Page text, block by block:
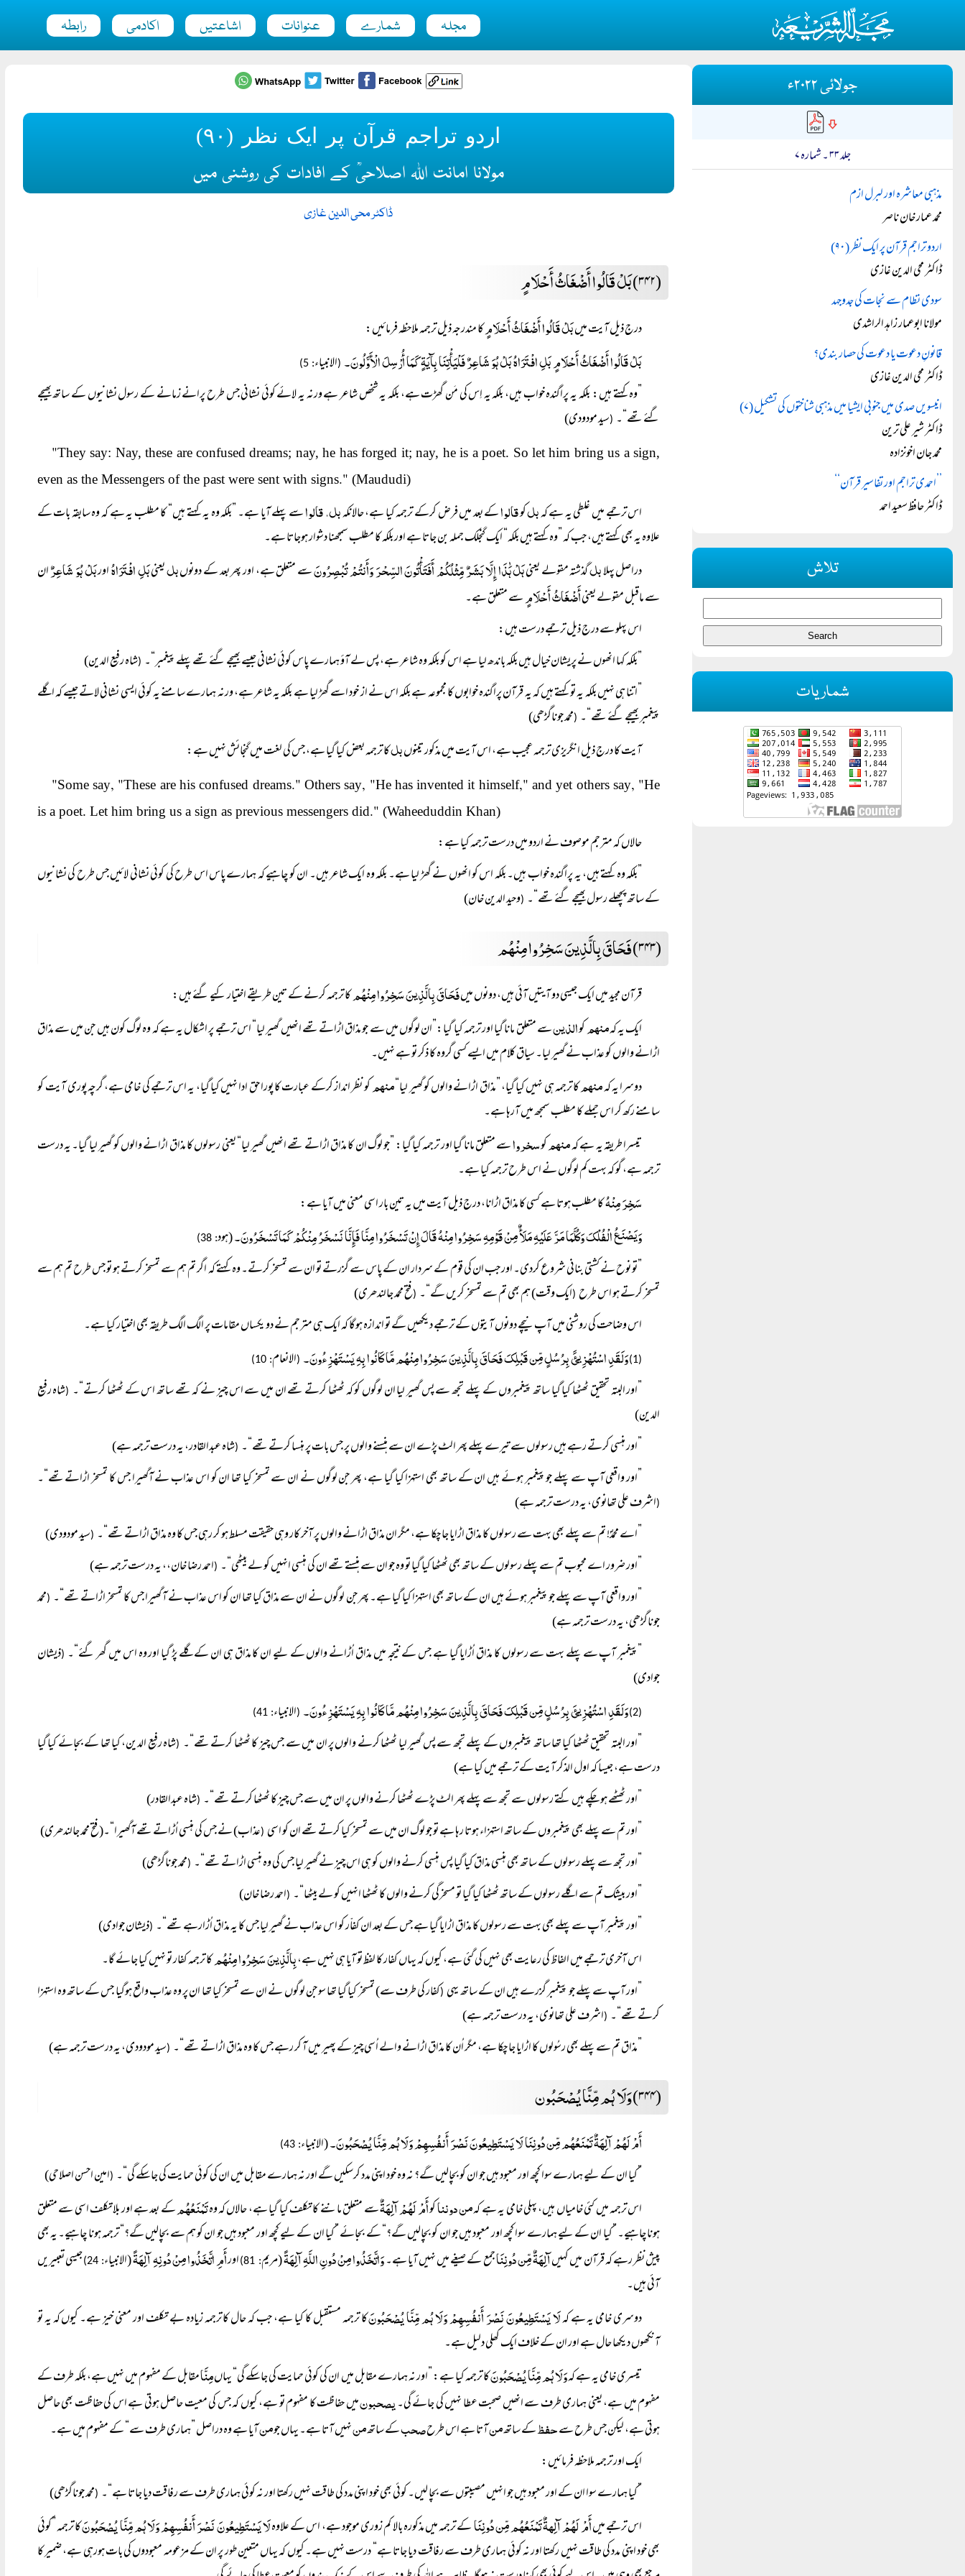
مجلہ شمارے عنوانات اشاعتیں اکادمی رابطہ
اردو تراجم قرآن پر ایک نظر (۹۰)
مولانا امانت اللہ اصلاحیؒ کے افادات کی روشنی میں
ڈاکٹر محی الدین غازی
(۳۴۲) بَلْ قَالُوا أَضْغَاثُ أَحْلَامٍ
درج ذیل آیت میںبَلْ قَالُوا أَضْغَاثُ أَحْلَامٍکا مندرجہ ذیل ترجمہ ملاحظہ فرمائیں:
بَلْ قَالُوا أَضْغَاثُ أَحْلَامٍ بَلِ افْتَرَاہُ بَلْ ہُوَ شَاعِرٌ فَلْیَأْتِنَا بِآیَۃٍ کَمَا أُرْسِلَ الْأَوَّلُونَ۔ (الانبیاء: 5)
”وہ کہتے ہیں: بلکہ یہ پراگندہ خواب ہیں، بلکہ یہ اِس کی مَن گھڑت ہے، بلکہ یہ شخص شاعر ہے ورنہ یہ لائے کوئی نشانی جس طرح پرانے زمانے کے رسول نشانیوں کے ساتھ بھیجے
گئے تھے“۔ (سید مودودی)
"They say: Nay, these are confused dreams; nay, he has forged it; nay, he is a poet. So let him bring us a sign,
even as the Messengers of the past were sent with signs." (Maududi)
اس ترجمے میں غلطی یہ ہے کہبلکوقالواکے بعد میں فرض کرکے ترجمہ کیا ہے، حالانکہبل، قالواسے پہلے آیا ہے۔ ”بلکہ وہ یہ کہتے ہیں“ کا مطلب یہ ہے کہ وہ سابقہ بات کے
علاوہ یہ بھی کہتے ہیں، جب کہ ”وہ کہتے ہیں بلکہ“ ایک گنجلک جملہ بن جاتا ہے اور بلکہ کا مطلب سمجھنا دشوار ہوجاتا ہے۔
دراصل پہلابلگذشتہ مقولے یعنیہَلْ ہَٰذَا إِلَّا بَشَرٌ مِّثْلُکُمْ أَفَتَأْتُونَ السِّحْرَ وَأَنتُمْ تُبْصِرُونَسے متعلق ہے، اور پھر بعد کے دونوںبلیعنیبَلِ افْتَرَاہُاوربَلْ ہُوَ شَاعِرٌان
سے ماقبل مقولے یعنیأَضْغَاثُ أَحْلَامٍسے متعلق ہے۔
اس پہلو سے درج ذیل ترجمے درست ہیں:
”بلکہ کہا انھوں نے پریشان خیال ہیں بلکہ باندھ لیا ہے اس کو بلکہ وہ شاعر ہے، پس لے آؤ ہمارے پاس کوئی نشانی جیسے بھیجے گئے تھے پہلے پیغمبر“۔ (شاہ رفیع الدین)
”اتنا ہی نہیں بلکہ یہ تو کہتے ہیں کہ یہ قرآن پراگندہ خوابوں کا مجموعہ ہے بلکہ اس نے از خود اسے گھڑ لیا ہے بلکہ یہ شاعر ہے، ورنہ ہمارے سامنے یہ کوئی ایسی نشانی لاتے جیسے کہ اگلے
پیغمبر بھیجے گئے تھے“۔ (محمد جوناگڑھی)
آیت کا درج ذیل انگریزی ترجمہ عجیب ہے، اس آیت میں مذکور تینوںبلکا ترجمہ بعض کیا گیا ہے، جس کی لغت میں گنجائش نہیں ہے:
"Some say, "These are his confused dreams." Others say, "He has invented it himself," and yet others say, "He
is a poet. Let him bring us a sign as previous messengers did." (Waheeduddin Khan)
حالاں کہ مترجم موصوف نے اردو میں درست ترجمہ کیا ہے:
”بلکہ وہ کہتے ہیں، یہ پراگندہ خواب ہیں۔ بلکہ اس کو انھوں نے گھڑ لیا ہے۔ بلکہ وہ ایک شاعر ہیں۔ ان کو چاہیے کہ ہمارے پاس اس طرح کی کوئی نشانی لائیں جس طرح کی نشانیوں
کے ساتھ پچھلے رسول بھیجے گئے تھے“۔ (وحید الدین خان)
(۳۴۳) فَحَاقَ بِالَّذِینَ سَخِرُوا مِنْہُم
قرآن مجید میں ایک جیسی دو آیتیں آئی ہیں، دونوں میںفَحَاقَ بِالَّذِینَ سَخِرُوا مِنْہُمکا ترجمہ کرنے کے تین طریقے اختیار کیے گئے ہیں:
ایک یہ کہمنھمکوالذینسے متعلق مانا گیا اور ترجمہ کیا گیا:”ان لوگوں میں سے جو مذاق اڑاتے تھے انھیں گھیر لیا“ اس ترجمے پر اشکال یہ ہے کہ وہ لوگ کون ہیں جن میں سے مذاق
اڑانے والوں کو عذاب نے گھیر لیا۔ سیاق کلام میں ایسے کسی گروہ کا ذکر تو ہے نہیں۔
دوسرا یہ کہمنھمکا ترجمہ ہی نہیں کیا گیا، ”مذاق اڑانے والوں کو گھیر لیا“منھمکو نظر انداز کرکے عبارت کا پورا حق ادا نہیں کیا گیا، یہ اس ترجمے کی خامی ہے، گرچہ پوری آیت کو
سامنے رکھ کر اس جملے کا مطلب سمجھ میں آرہا ہے۔
تیسرا طریقہ یہ ہے کہمنھمکوسخرواسے متعلق مانا گیا اور ترجمہ کیا گیا: ”جو لوگ ان کا مذاق اڑاتے تھے انھیں گھیر لیا“ یعنی رسولوں کا مذاق اڑانے والوں کو گھیر لیا گیا۔ یہ درست
ترجمہ ہے، گو کہ بہت کم لوگوں نے اس طرح ترجمہ کیا ہے۔
سَخِرَ مِنْہُکا مطلب ہوتا ہے کسی کا مذاق اڑانا، درج ذیل آیت میں یہ تین بار اسی معنی میں آیا ہے:
وَیَصْنَعُ الْفُلْکَ وَکُلَّمَا مَرَّ عَلَیْہِ مَلَأٌ مِنْ قَوْمِہِ سَخِرُوا مِنْہُ قَالَ إِنْ تَسْخَرُوا مِنَّا فَإِنَّا نَسْخَرُ مِنْکُمْ کَمَا تَسْخَرُونَ۔(ہود: 38)
”تو نوح نے کشتی بنانی شروع کردی۔ اور جب ان کی قوم کے سردار ان کے پاس سے گزرتے تو ان سے تمسخر کرتے۔ وہ کہتے کہ اگر تم ہم سے تمسخر کرتے ہو تو جس طرح تم ہم سے
تمسخر کرتے ہو اس طرح (ایک وقت) ہم بھی تم سے تمسخر کریں گے“۔ (فتح محمد جالندھری)
اس وضاحت کی روشنی میں آپ نیچے دونوں آیتوں کے ترجمے دیکھیں گے تو اندازہ ہوگا کہ ایک ہی مترجم نے دو یکساں مقامات پر الگ الگ طریقہ بھی اختیار کیا ہے۔
(1) وَلَقَدِ اسْتُہْزِیئََ بِرُسُلٍ مِّن قَبْلِکَ فَحَاقَ بِالَّذِینَ سَخِرُوا مِنْہُم مَّا کَانُوا بِہِ یَسْتَہْزِءُونَ۔ (الانعام: 10)
”اور البتہ تحقیق ٹھٹھا کیا گیا ساتھ پیغمبروں کے پہلے تجھ سے پس گھیر لیا ان لوگوں کو کہ ٹھٹھا کرتے تھے ان میں سے اس چیز نے کہ تھے ساتھ اس کے ٹھٹھا کرتے“۔ (شاہ رفیع
الدین)
”اور ہنسی کرتے رہے ہیں رسولوں سے تیرے پہلے پھر الٹ پڑے ان سے ہنسنے والوں پر جس بات پر ہنسا کرتے تھے“۔ (شاہ عبدالقادر، یہ درست ترجمہ ہے)
”اور واقعی آپ سے پہلے جو پیغمبر ہوئے ہیں ان کے ساتھ بھی استہزا کیا گیا ہے، پھر جن لوگوں نے ان سے تمسخر کیا تھا ان کو اس عذاب نے آگھیرا جس کا تمسخر اڑاتے تھے“۔
(اشرف علی تھانوی، یہ درست ترجمہ ہے)
”اے محمدؐ! تم سے پہلے بھی بہت سے رسولوں کا مذاق اڑایا جا چکا ہے، مگر ان مذاق اڑانے والوں پر آخر کار وہی حقیقت مسلط ہو کر رہی جس کا وہ مذاق اڑاتے تھے“۔ (سید مودودی)
”اور ضرور اے محبوب تم سے پہلے رسولوں کے ساتھ بھی ٹھٹھا کیا گیا تو وہ جو ان سے ہنستے تھے ان کی ہنسی انہیں کو لے بیٹھی“۔ (احمد رضا خان،، یہ درست ترجمہ ہے)
”اور واقعی آپ سے پہلے جو پیغمبر ہوئے ہیں ان کے ساتھ بھی استہزا کیا گیا ہے۔ پھر جن لوگوں نے ان سے مذاق کیا تھا ان کو اس عذاب نے آ گھیرا جس کا تمسخر اڑاتے تھے“۔ (محمد
جوناگڑھی، یہ درست ترجمہ ہے)
”پیغمبر آپ سے پہلے بہت سے رسولوں کا مذاق اُڑایا گیا ہے جس کے نتیجہ میں مذاق اُڑانے والوں کے لیے ان کا مذاق ہی ان کے گلے پڑ گیا اور وہ اس میں گھر گئے“۔ (ذیشان
جوادی)
(2) وَلَقَدِ اسْتُہْزِیئَ بِرُسُلٍ مِّن قَبْلِکَ فَحَاقَ بِالَّذِینَ سَخِرُوا مِنْہُم مَّا کَانُوا بِہِ یَسْتَہْزِءُونَ۔ (الانبیاء: 41)
”اور البتہ تحقیق ٹھٹھا کیا تھا ساتھ پیغمبروں کے پہلے تجھ سے پس گھیر لیا ٹھٹھا کرنے والوں پر ان میں سے جس چیز کا ٹھٹھا کرتے تھے“۔ (شاہ رفیع الدین، کیا تھا کے بجائے کیا گیا
درست ہے، جیسا کہ اول الذکر آیت کے ترجمے میں کیا ہے)
”اور ٹھٹھے ہوچکے ہیں کِتے رسولوں سے تجھ سے پہلے پھر الٹ پڑے ٹھٹھا کرنے والوں پر ان میں سے جس چیز کا ٹھٹھا کرتے تھے“۔ (شاہ عبدالقادر)
”اور تم سے پہلے بھی پیغمبروں کے ساتھ استہزاء ہوتا رہا ہے تو جو لوگ ان میں سے تمسخر کیا کرتے تھے ان کو اسی (عذاب) نے جس کی ہنسی اُڑاتے تھے آگھیرا“۔(فتح محمد جالندھری)
”اور تجھ سے پہلے رسولوں کے ساتھ بھی ہنسی مذاق کیا گیا پس ہنسی کرنے والوں کو ہی اس چیز نے گھیر لیا جس کی وہ ہنسی اڑاتے تھے“۔ (محمد جوناگڑھی)
”اور بیشک تم سے اگلے رسولوں کے ساتھ ٹھٹھا کیا گیا تو مسخرگی کرنے والوں کا ٹھٹھا انہیں کو لے بیٹھا“۔ (احمد رضا خان)
”اور پیغمبر آپ سے پہلے بھی بہت سے رسولوں کا مذاق اڑایا گیا ہے جس کے بعد ان کفاّر کو اس عذاب نے گھیر لیا جس کا یہ مذاق اُڑارہے تھے“۔ (ذیشان جوادی)
اس آخری ترجمے میں الفاظ کی رعایت بھی نہیں کی گئی ہے، کیوں کہ یہاں کفار کا لفظ تو آیا ہی نہیں ہے،بِالَّذِینَ سَخِرُوا مِنْہُمکا ترجمہ کفار تو نہیں کیا جائے گا۔
”اور آپ سے پہلے جو پیغمبر گزرے ہیں ان کے ساتھ یہی (کفار کی طرف سے) تمسخر کیا گیا تھا سو جن لوگوں نے ان سے تمسخر کیا تھا ان پر وہ عذاب واقع ہوگیا جس کے ساتھ وہ استہزا
کرتے تھے“۔ (اشرف علی تھانوی، یہ درست ترجمہ ہے)
”مذاق تم سے پہلے بھی رسُولوں کا اڑایا جا چکا ہے، مگر اُن کا مذاق اڑانے والے اُسی چیز کے پھیر میں آ کر رہے جس کا وہ مذاق اڑاتے تھے“۔ (سید مودودی، یہ درست ترجمہ ہے)
(۳۴۴) وَلَا ہُم مِّنَّا یُصْحَبُون
أَمْ لَہُمْ آلِہَةٌ تَمْنَعُہُم مِّن دُونِنَا لَا یَسْتَطِیعُونَ نَصْرَ أَنفُسِہِمْ وَلَا ہُم مِّنَّا یُصْحَبُونَ۔(الانبیاء: 43)
”کیا ان کے لیے ہمارے سوا کچھ اور معبود ہیں جو ان کو بچالیں گے؟ نہ وہ خود اپنی مدد کرسکیں گے اور نہ ہمارے مقابل میں ان کی کوئی حمایت کی جاسکے گی“۔ (امین احسن اصلاحی)
اس ترجمہ میں کئی خامیاں ہیں، پہلی خامی یہ ہے کہمن دونناکوأَمْ لَہُمْ آلِہَةٌسے متعلق ماننے کا تکلف کیا گیا ہے، حالاں کہ وہتَمْنَعُہُمکے بعد ہے اور بلا تکلف اسی سے متعلق
ہونا چاہیے۔ ”کیا ان کے لیے ہمارے سوا کچھ اور معبود ہیں جو ان کو بچالیں گے؟“ کے بجائے ”کیا ان کے لیے کچھ اور معبود ہیں جو ان کو ہم سے بچالیں گے؟“ ترجمہ ہونا چاہیے۔ یہ بھی
پیش نظر رہے کہ قرآن میں کہیںآلِہَةٌ مِّن دُونِنَاجمع کے صیغے میں نہیں آیا ہے۔وَاتَّخَذُوا مِنْ دُونِ اللَّہِ آلِہَةً‌(مریم: 81) اورأَمِ اتَّخَذُوا مِنْ دُونِہِ آلِہَةً‌(الانبیاء: 24)
جیسی تعبیریں
آئی ہیں۔
دوسری خامی یہ ہے کہلَا یَسْتَطِیعُونَ نَصْرَ أَنفُسِہِمْ وَلَا ہُم مِّنَّا یُصْحَبُونَکا ترجمہ مستقبل کا کیا ہے، جب کہ حال کا ترجمہ زیادہ بے تکلف اور معنی خیز ہے۔ کیوں کہ یہ تو
آنکھوں دیکھا حال ہے اور ان کے خلاف ایک کھلی دلیل ہے۔
تیسری خامی یہ ہے کہوَلَا ہُم مِّنَّا یُصْحَبُونَکا ترجمہ کیا ہے: ”اور نہ ہمارے مقابل میں ان کی کوئی حمایت کی جاسکے گی“ یہاںمِنَّامقابل کے مفہوم میں نہیں ہے، بلکہ طرف کے
مفہوم میں ہے، یعنی ہماری طرف سے انھیں صحبت عطا نہیں کی جائے گی۔یصحبونمیں حفاظت کا مفہوم تو ہے، کیوں کہ جس کی معیت حاصل ہوتی ہے اس کی حفاظت بھی حاصل
ہوتی ہے، لیکن جس طرح سےحفظکے ساتھمنآتا ہے اس طرحصحبکے ساتھمننہیں آتا ہے۔ یہاں جومنآیا ہے وہ دراصل ”ہماری طرف سے“ کے مفہوم میں ہے۔
ایک اور ترجمہ ملاحظہ فرمائیں:
”کیا ہمارے سوا ان کے اور معبود ہیں جو انہیں مصیبتوں سے بچا لیں۔ کوئی بھی خود اپنی مدد کی طاقت نہیں رکھتا اور نہ کوئی ہماری طرف سے رفاقت دیا جاتا ہے“۔ (محمد جوناگڑھی)
اس ترجمے میںأَمْ لَہُمْ آلِہةٌ تَمْنَعُہُم مِّن دُونِنَاکے ترجمہ میں مذکورہ بالا کم زوری موجود ہے، اس کے علاوہلَا یَسْتَطِیعُونَ نَصْرَ أَنفُسِہِمْ وَلَا ہُم مِّنَّا یُصْحَبُونَکا ترجمہ ”کوئی
بھی خود اپنی مدد کی طاقت نہیں رکھتا اور نہ کوئی ہماری طرف سے رفاقت دیا جاتا ہے“ درست نہیں ہے۔ کیوں کہ یہاں متعین طور پر ان کے مزعومہ معبودوں کی بات ہورہی ہے، ضمیر کا
جولائی ۲۰۲۲ء
جلد ۳۳ ۔ شمارہ ۷
مذہبی معاشرہ اور لبرل ازم
محمد عمار خان ناصر
اردو تراجم قرآن پر ایک نظر (۹۰)
ڈاکٹر محی الدین غازی
سودی نظام سے نجات کی جدوجہد
مولانا ابوعمار زاہد الراشدی
قانونِ دعوت یا دعوت کی حصار بندی؟
ڈاکٹر محی الدین غازی
انیسویں صدی میں جنوبی ایشیا میں مذہبی شناختوں کی تشکیل (۷)
ڈاکٹر شیر علی ترین
محمد جان اخونزادہ
’’احمدی تراجم اور تفاسیر قرآن‘‘
ڈاکٹر حافظ سعید احمد
تلاش
شماریات